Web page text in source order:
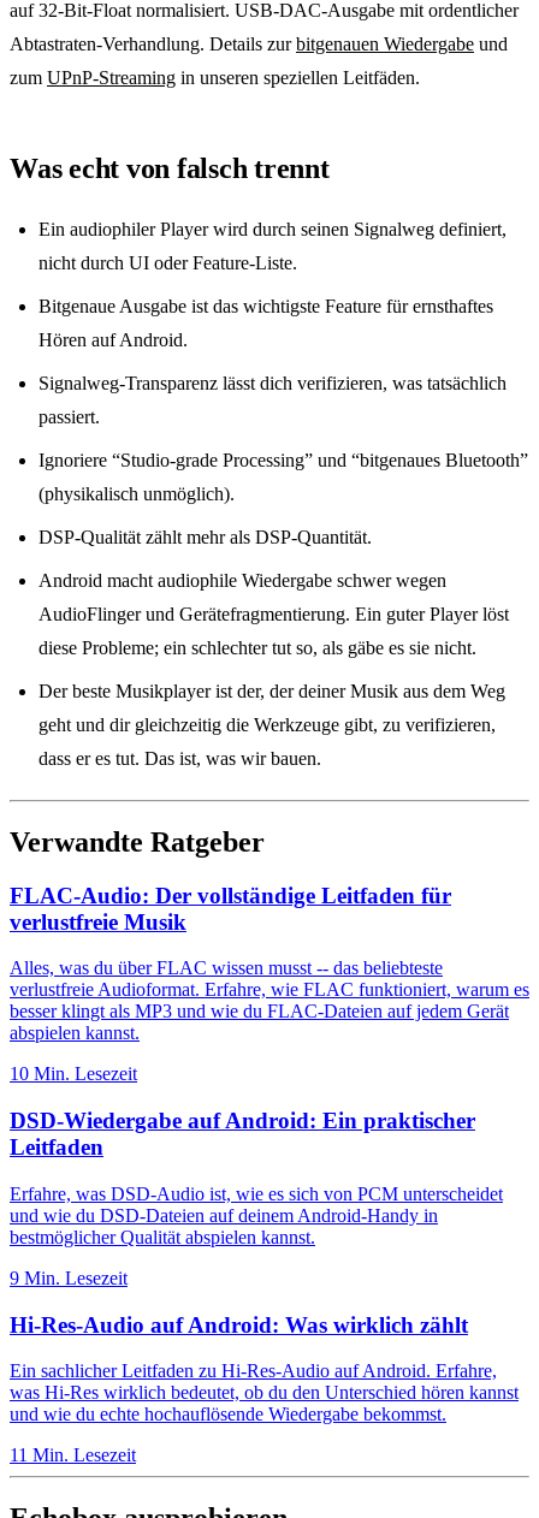
auf 32-Bit-Float normalisiert. USB-DAC-Ausgabe mit ordentlicher
Abtastraten-Verhandlung. Details zurbitgenauen Wiedergabe und
zum UPnP-Streaming in unseren speziellen Leitfäden.
Was echt von falsch trennt
Ein audiophiler Player wird durch seinen Signalweg definiert,
nicht durch UI oder Feature-Liste.
Bitgenaue Ausgabe ist das wichtigste Feature für ernsthaftes
Hören auf Android.
Signalweg-Transparenz lässt dich verifizieren, was tatsächlich
passiert.
Ignoriere “Studio-grade Processing” und “bitgenaues Bluetooth”
(physikalisch unmöglich).
DSP-Qualität zählt mehr als DSP-Quantität.
Android macht audiophile Wiedergabe schwer wegen
AudioFlinger und Gerätefragmentierung. Ein guter Player löst
diese Probleme; ein schlechter tut so, als gäbe es sie nicht.
Der beste Musikplayer ist der, der deiner Musik aus dem Weg
geht und dir gleichzeitig die Werkzeuge gibt, zu verifizieren,
dass er es tut. Das ist, was wir bauen.
Verwandte Ratgeber
FLAC-Audio: Der vollständige Leitfaden für
verlustfreie Musik
Alles, was du über FLAC wissen musst -- das beliebteste
verlustfreie Audioformat. Erfahre, wie FLAC funktioniert, warum es
besser klingt als MP3 und wie du FLAC-Dateien auf jedem Gerät
abspielen kannst.
10 Min. Lesezeit
DSD-Wiedergabe auf Android: Ein praktischer
Leitfaden
Erfahre, was DSD-Audio ist, wie es sich von PCM unterscheidet
und wie du DSD-Dateien auf deinem Android-Handy in
bestmöglicher Qualität abspielen kannst.
9 Min. Lesezeit
Hi-Res-Audio auf Android: Was wirklich zählt
Ein sachlicher Leitfaden zu Hi-Res-Audio auf Android. Erfahre,
was Hi-Res wirklich bedeutet, ob du den Unterschied hören kannst
und wie du echte hochauflösende Wiedergabe bekommst.
11 Min. Lesezeit